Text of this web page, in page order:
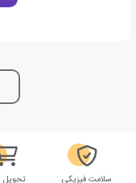
سلامت فیزیکی تحویل